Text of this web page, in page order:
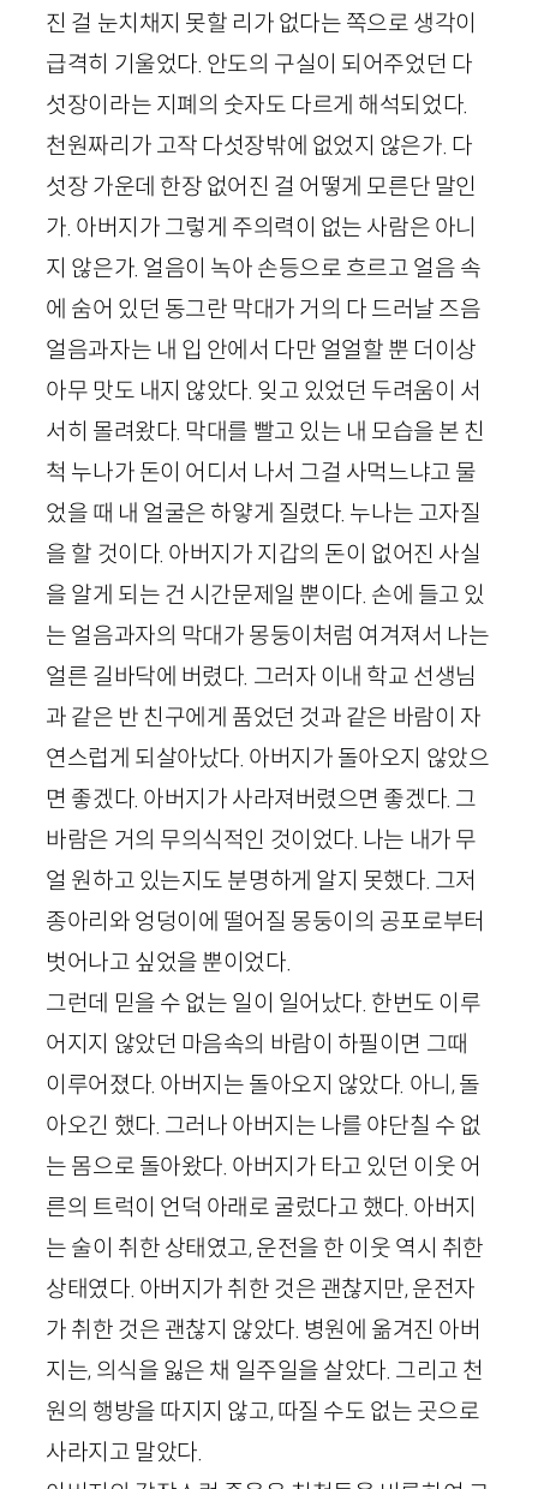
진 걸 눈치채지 못할 리가 없다는 쪽으로 생각이
급격히 기울었다. 안도의 구실이 되어주었던 다
섯장이라는 지폐의 숫자도 다르게 해석되었다.
천원짜리가 고작 다섯장밖에 없었지 않은가. 다
섯장 가운데 한장 없어진 걸 어떻게 모른단 말인
가. 아버지가 그렇게 주의력이 없는 사람은 아니
지 않은가. 얼음이 녹아 손등으로 흐르고 얼음 속
에 숨어 있던 동그란 막대가 거의 다 드러날 즈음
얼음과자는 내 입 안에서 다만 얼얼할 뿐 더이상
아무 맛도 내지 않았다. 잊고 있었던 두려움이 서
서히 몰려왔다. 막대를 빨고 있는 내 모습을 본 친
척 누나가 돈이 어디서 나서 그걸 사먹느냐고 물
었을 때 내 얼굴은 하얗게 질렸다. 누나는 고자질
을 할 것이다. 아버지가 지갑의 돈이 없어진 사실
을 알게 되는 건 시간문제일 뿐이다. 손에 들고 있
는 얼음과자의 막대가 몽둥이처럼 여겨져서 나는
얼른 길바닥에 버렸다. 그러자 이내 학교 선생님
과 같은 반 친구에게 품었던 것과 같은 바람이 자
연스럽게 되살아났다. 아버지가 돌아오지 않았으
면 좋겠다. 아버지가 사라져버렸으면 좋겠다. 그
바람은 거의 무의식적인 것이었다. 나는 내가 무
얼 원하고 있는지도 분명하게 알지 못했다. 그저
종아리와 엉덩이에 떨어질 몽둥이의 공포로부터
벗어나고 싶었을 뿐이었다.
그런데 믿을 수 없는 일이 일어났다. 한번도 이루
어지지 않았던 마음속의 바람이 하필이면 그때
이루어졌다. 아버지는 돌아오지 않았다. 아니, 돌
아오긴 했다. 그러나 아버지는 나를 야단칠 수 없
는 몸으로 돌아왔다. 아버지가 타고 있던 이웃 어
른의 트럭이 언덕 아래로 굴렀다고 했다. 아버지
는 술이 취한 상태였고, 운전을 한 이웃 역시 취한
상태였다. 아버지가 취한 것은 괜찮지만, 운전자
가 취한 것은 괜찮지 않았다. 병원에 옮겨진 아버
지는, 의식을 잃은 채 일주일을 살았다. 그리고 천
원의 행방을 따지지 않고, 따질 수도 없는 곳으로
사라지고 말았다.